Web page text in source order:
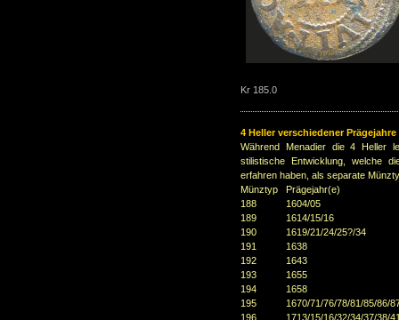
Kr 185.0
4 Heller verschiedener Prägejahre
Während Menadier die 4 Heller
stilistische Entwicklung, welche
erfahren haben, als separate
Münztyp Prägejahr(e)
188 1604/05
189 1614/15/16
190 1619/21/24/25?/34
191 1638
192 1643
193 1655
194 1658
195 1670/71/76/78/81/85/86/
196 1713/15/16/32/34/37/38/